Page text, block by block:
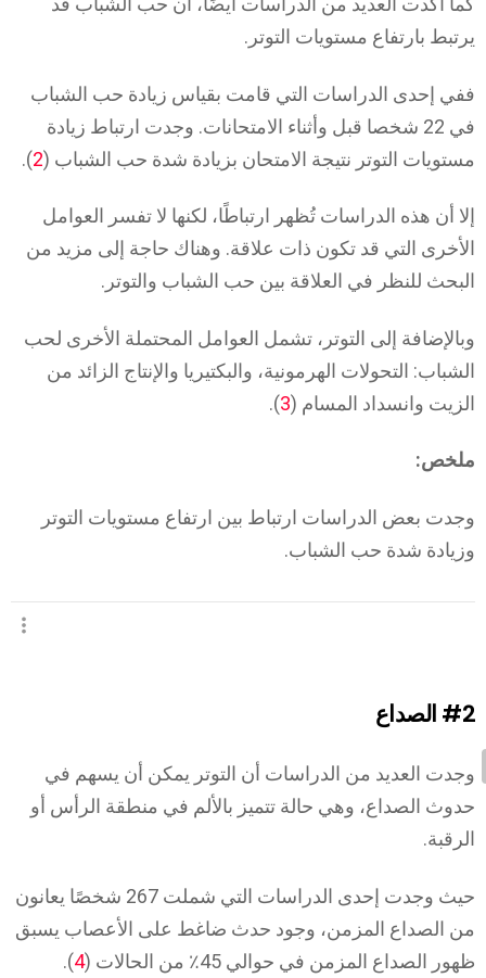
يرتبط بارتفاع مستويات التوتر.
ففي إحدى الدراسات التي قامت بقياس زيادة حب الشباب
في 22 شخصا قبل وأثناء الامتحانات. وجدت ارتباط زيادة
مستويات التوتر نتيجة الامتحان بزيادة شدة حب الشباب (2
).
إلا أن هذه الدراسات تُظهر ارتباطًا، لكنها لا تفسر العوامل
الأخرى التي قد تكون ذات علاقة. وهناك حاجة إلى مزيد من
البحث للنظر في العلاقة بين حب الشباب والتوتر.
وبالإضافة إلى التوتر، تشمل العوامل المحتملة الأخرى لحب
الشباب: التحولات الهرمونية، والبكتيريا والإنتاج الزائد من
الزيت وانسداد المسام (3
).
ملخص:
وجدت بعض الدراسات ارتباط بين ارتفاع مستويات التوتر
وزيادة شدة حب الشباب.
#2 الصداع
وجدت العديد من الدراسات أن التوتر يمكن أن يسهم في
حدوث الصداع، وهي حالة تتميز بالألم في منطقة الرأس أو
الرقبة.
حيث وجدت إحدى الدراسات التي شملت 267 شخصًا يعانون
من الصداع المزمن، وجود حدث ضاغط على الأعصاب يسبق
ظهور الصداع المزمن في حوالي 45٪ من الحالات (
4
).